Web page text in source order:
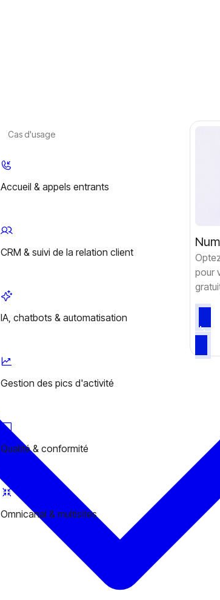
Cas d'usage
Accueil & appels entrants
CRM & suivi de la relation client
IA, chatbots & automatisation
Gestion des pics d'activité
Qualité & conformité
Omnicanal & multisites
pour